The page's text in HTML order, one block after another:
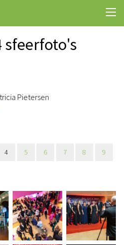
sfeerfoto's
Pietersen
4 5 6 7 8
9